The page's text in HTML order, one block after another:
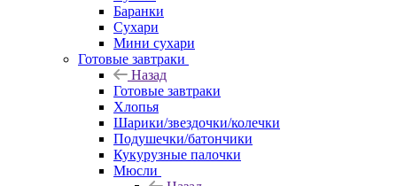
Баранки
Сухари
Мини сухари
Готовые завтраки
Назад
Готовые завтраки
Хлопья
Шарики/звездочки/колечки
Подушечки/батончики
Кукурузные палочки
Мюсли